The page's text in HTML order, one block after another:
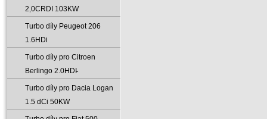
2‚0CRDI 103KW
Turbo díly Peugeot 206
1.6HDi
Turbo díly pro Citroen
Berlingo 2.0HDI̵
Turbo díly pro Dacia Logan
1.5 dCi 50KW